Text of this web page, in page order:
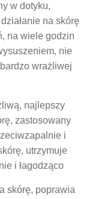
w dotyku,
na skórę
na wiele godzin
nie
wrażliwej
najlepszy
zastosowany
i
utrzymuje
i łagodząco
skórę, poprawia